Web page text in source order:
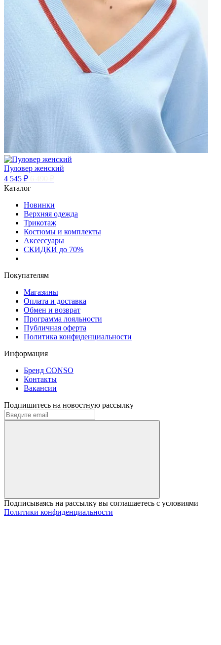
Пуловер женский
4 545 ₽
Каталог
Новинки
Верхняя одежда
Трикотаж
Костюмы и комплекты
Аксессуары
СКИДКИ до 70%
Покупателям
Магазины
Оплата и доставка
Обмен и возврат
Программа лояльности
Публичная оферта
Политика конфиденциальности
Информация
Бренд CONSO
Контакты
Вакансии
Подпишитесь на новостную рассылку
Подписываясь на рассылку вы соглашаетесь с условиями
Политики конфиденциальности